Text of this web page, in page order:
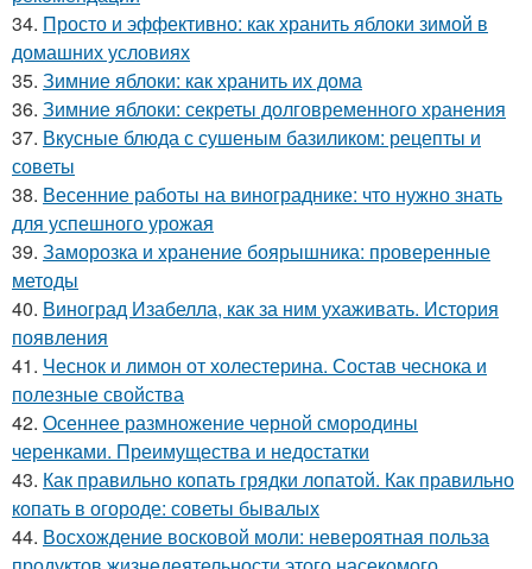
34. Просто и эффективно: как хранить яблоки зимой в
домашних условиях
35. Зимние яблоки: как хранить их дома
36. Зимние яблоки: секреты долговременного хранения
37. Вкусные блюда с сушеным базиликом: рецепты и
советы
38. Весенние работы на винограднике: что нужно знать
для успешного урожая
39. Заморозка и хранение боярышника: проверенные
методы
40. Виноград Изабелла, как за ним ухаживать. История
появления
41. Чеснок и лимон от холестерина. Состав чеснока и
полезные свойства
42. Осеннее размножение черной смородины
черенками. Преимущества и недостатки
43. Как правильно копать грядки лопатой. Как правильно
копать в огороде: советы бывалых
44. Восхождение восковой моли: невероятная польза